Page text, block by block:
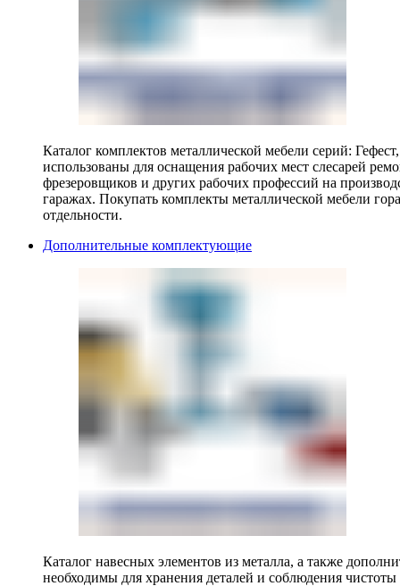
Каталог комплектов металлической мебели серий:
использованы для оснащения рабочих мест слесарей
фрезеровщиков и других рабочих профессий на
гаражах. Покупать комплекты металлической мебели
отдельности.
Дополнительные комплектующие
Каталог навесных элементов из металла, а также
необходимы для хранения деталей и соблюдения чистоты